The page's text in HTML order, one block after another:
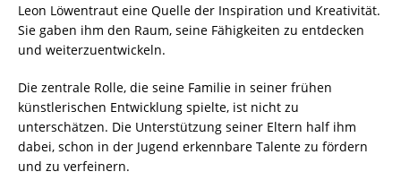
Leon Löwentraut eine Quelle der Inspiration und Kreativität.
Sie gaben ihm den Raum, seine Fähigkeiten zu entdecken
und weiterzuentwickeln.
Die zentrale Rolle, die seine Familie in seiner frühen
künstlerischen Entwicklung spielte, ist nicht zu
unterschätzen. Die Unterstützung seiner Eltern half ihm
dabei, schon in der Jugend erkennbare Talente zu fördern
und zu verfeinern.